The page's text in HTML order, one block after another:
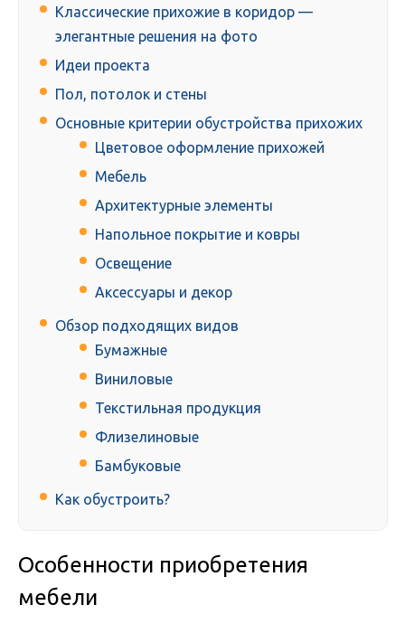
Классические прихожие в коридор —
элегантные решения на фото
Идеи проекта
Пол, потолок и стены
Основные критерии обустройства прихожих
Цветовое оформление прихожей
Мебель
Архитектурные элементы
Напольное покрытие и ковры
Освещение
Аксессуары и декор
Обзор подходящих видов
Бумажные
Виниловые
Текстильная продукция
Флизелиновые
Бамбуковые
Как обустроить?
Особенности приобретения
мебели